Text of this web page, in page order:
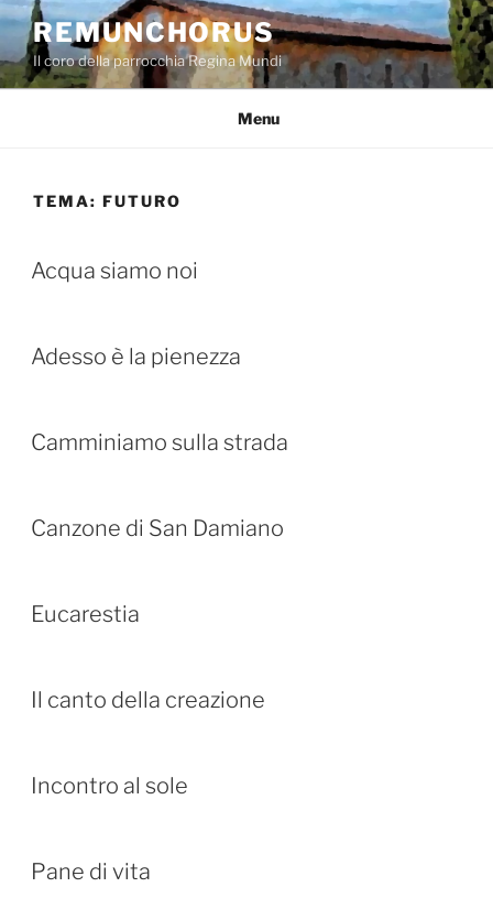
Salta
contenuto
REMUNCHORUS
Il coro della parrocchia Regina Mundi
Menu
TEMA: FUTURO
Acqua siamo noi
Adesso è la pienezza
Camminiamo sulla strada
Canzone di San Damiano
Eucarestia
Il canto della creazione
Incontro al sole
Pane di vita